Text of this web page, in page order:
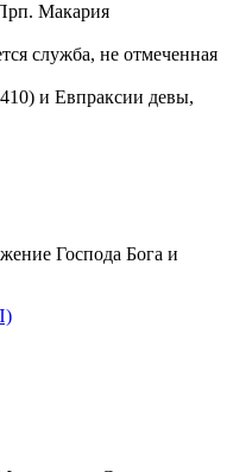
Макария
и Евпраксии девы,
Господа Бога и